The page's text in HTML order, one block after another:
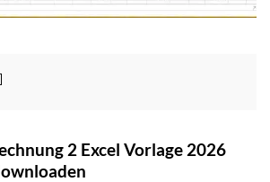
2 Excel Vorlage 2026